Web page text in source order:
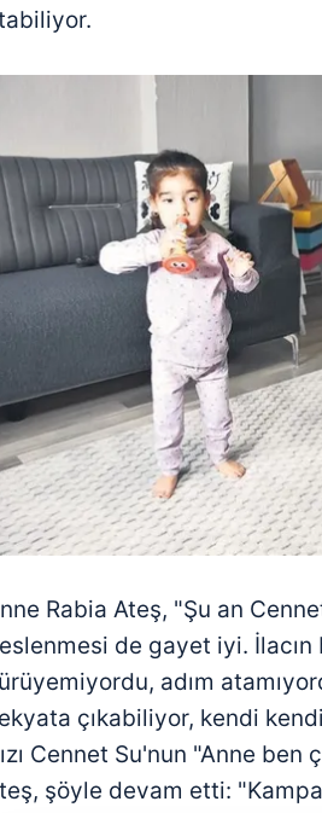
Rabia Ateş, "Şu an
de gayet iyi.
adım
çıkabiliyor, kendi
Cennet Su'nun "Anne
şöyle devam etti: